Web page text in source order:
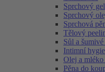
Sprchový gel
Sprchový
Sprchová
Tělový
Sůl a
Intimní
Olej a
Pěna do